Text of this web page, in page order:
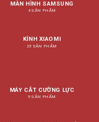
MÀN HÌNH SAMSUNG
4 SẢN PHẨM
KÍNH XIAOMI
25 SẢN PHẨM
MÁY CẮT CƯỜNG LỰC
9 SẢN PHẨM